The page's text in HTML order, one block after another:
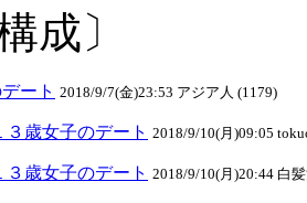
成〕
ート 2018/9/7(金)23:53 アジア人 (1179)
３歳女子のデート 2018/9/10(月)09:05
３歳女子のデート 2018/9/10(月)20:44 白